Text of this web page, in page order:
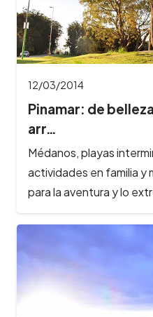
12/03/2014
Pinamar: de
arr…
Médanos, playas
actividades en familia y
para la aventura y lo